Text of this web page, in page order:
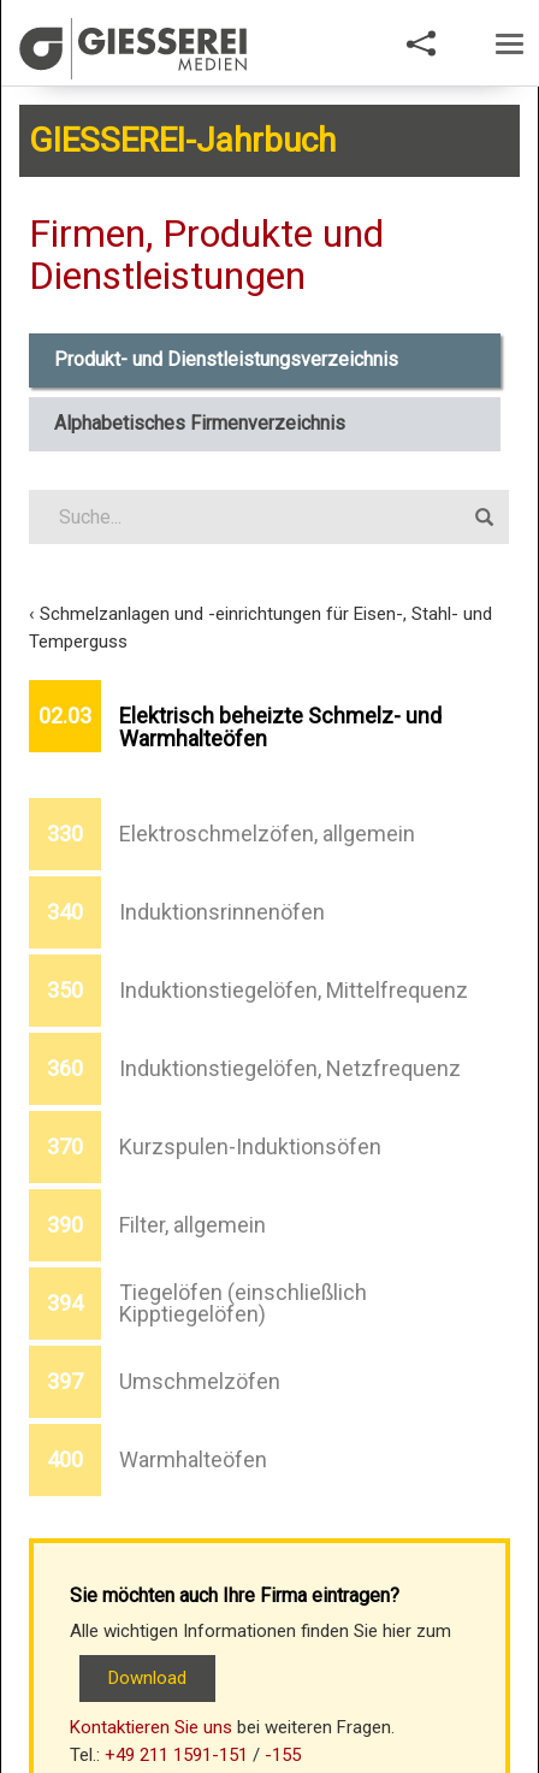
GIESSEREI-Jahrbuch
Firmen, Produkte und
Dienstleistungen
Produkt- und Dienstleistungsverzeichnis
Alphabetisches Firmenverzeichnis
‹ Schmelzanlagen und -einrichtungen für Eisen-, Stahl- und
Temperguss
02.03
Elektrisch beheizte Schmelz- und
Warmhalteöfen
330 Elektroschmelzöfen, allgemein
340 Induktionsrinnenöfen
350 Induktionstiegelöfen, Mittelfrequenz
360 Induktionstiegelöfen, Netzfrequenz
370 Kurzspulen-Induktionsöfen
390 Filter, allgemein
394
Tiegelöfen (einschließlich
Kipptiegelöfen)
397 Umschmelzöfen
400 Warmhalteöfen
Sie möchten auch Ihre Firma eintragen?
Alle wichtigen Informationen finden Sie hier zum
Download
Kontaktieren Sie uns bei weiteren Fragen.
Tel.:+49 211 1591-151 / -155